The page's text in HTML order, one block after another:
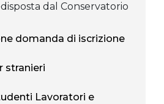
dal Conservatorio
domanda di iscrizione
stranieri
Lavoratori e